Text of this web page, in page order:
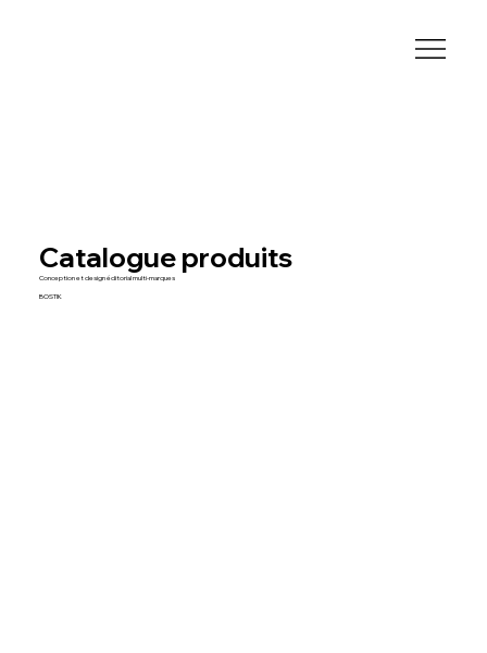
Catalogue produits
Conception et design éditorial multi-marques
BOSTIK